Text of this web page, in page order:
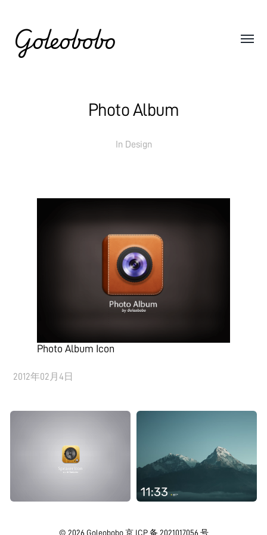
Goleobobo
Photo Album
In Design
Photo Album Icon
2012年02月4日
© 2026 Goleobobo 京 ICP 备 2021017056 号